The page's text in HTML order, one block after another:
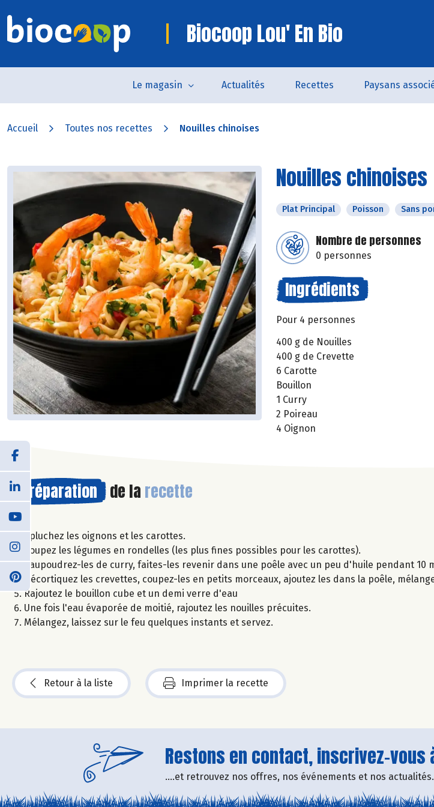
Biocoop Lou' En Bio
Le magasin Actualités Recettes Paysans
Accueil Toutes nos recettes Nouilles chinoises
Nouilles chinoises
Plat Principal Poisson Sans
Nombre de personnes
0 personnes
Ingrédients
Pour 4 personnes
400 g de Nouilles
400 g de Crevette
6 Carotte
Bouillon
1 Curry
2 Poireau
4 Oignon
Préparation de la recette
Épluchez les oignons et les carottes.
Coupez les légumes en rondelles (les plus fines possibles pour les carottes).
Saupoudrez-les de curry, faites-les revenir dans une poêle avec un peu d'huile pendant 10
Décortiquez les crevettes, coupez-les en petits morceaux, ajoutez les dans la poêle,
Rajoutez le bouillon cube et un demi verre d'eau
Une fois l'eau évaporée de moitié, rajoutez les nouilles précuites.
Mélangez, laissez sur le feu quelques instants et servez.
Retour à la liste Imprimer la recette
Restons en contact, inscrivez-
....et retrouvez nos offres, nos événements et nos actualités.